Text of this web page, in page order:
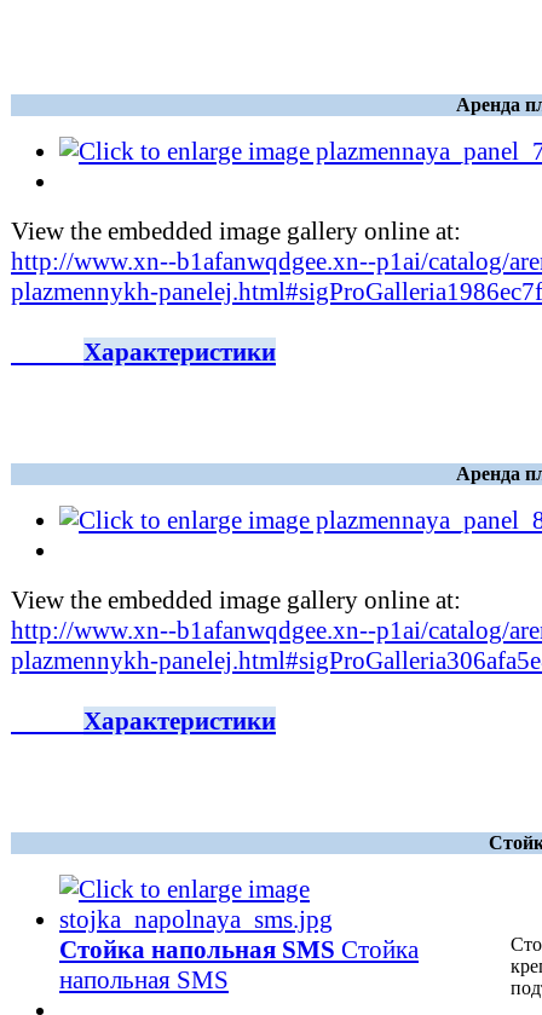
Аренда
View the embedded image gallery online at:
http://www.xn--b1afanwqdgee.xn--p1ai/catalog/
plazmennykh-
Характеристики
Аренда
View the embedded image gallery online at:
http://www.xn--b1afanwqdgee.xn--p1ai/catalog/
plazmennykh-
Характеристики
Стойка напольная SMS Стойка
напольная SMS